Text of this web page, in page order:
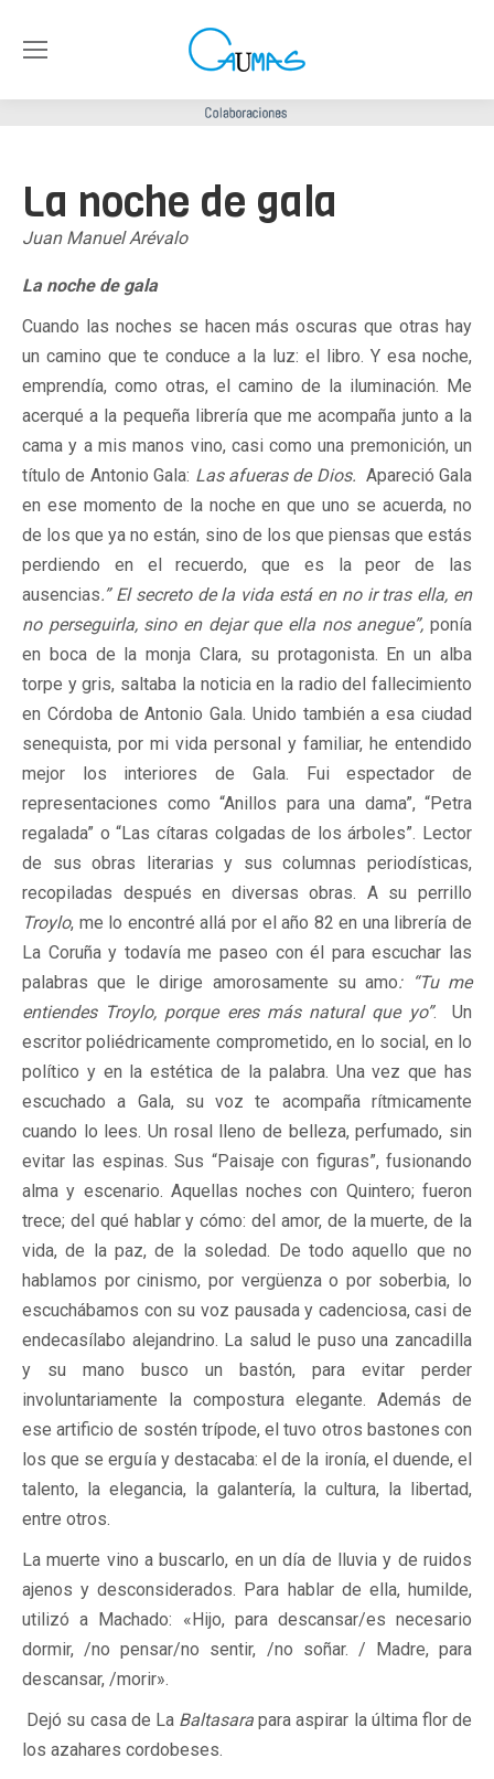
La noche de gala
Juan Manuel Arévalo
La noche de gala
Cuando las noches se hacen más oscuras que otras hay
un camino que te conduce a la luz: el libro. Y esa noche,
emprendía, como otras, el camino de la iluminación. Me
acerqué a la pequeña librería que me acompaña junto a la
cama y a mis manos vino, casi como una premonición, un
título de Antonio Gala: Las afueras de Dios. Apareció Gala
en ese momento de la noche en que uno se acuerda, no
de los que ya no están, sino de los que piensas que estás
perdiendo en el recuerdo, que es la peor de las
ausencias.” El secreto de la vida está en no ir tras ella, en
no perseguirla, sino en dejar que ella nos anegue”, ponía
en boca de la monja Clara, su protagonista. En un alba
torpe y gris, saltaba la noticia en la radio del fallecimiento
en Córdoba de Antonio Gala. Unido también a esa ciudad
senequista, por mi vida personal y familiar, he entendido
mejor los interiores de Gala. Fui espectador de
representaciones como “Anillos para una dama”, “Petra
regalada” o “Las cítaras colgadas de los árboles”. Lector
de sus obras literarias y sus columnas periodísticas,
recopiladas después en diversas obras. A su perrillo
Troylo, me lo encontré allá por el año 82 en una librería de
La Coruña y todavía me paseo con él para escuchar las
palabras que le dirige amorosamente su amo: “Tu me
entiendes Troylo, porque eres más natural que yo”. Un
escritor poliédricamente comprometido, en lo social, en lo
político y en la estética de la palabra. Una vez que has
escuchado a Gala, su voz te acompaña rítmicamente
cuando lo lees. Un rosal lleno de belleza, perfumado, sin
evitar las espinas. Sus “Paisaje con figuras”, fusionando
alma y escenario. Aquellas noches con Quintero; fueron
trece; del qué hablar y cómo: del amor, de la muerte, de la
vida, de la paz, de la soledad. De todo aquello que no
hablamos por cinismo, por vergüenza o por soberbia, lo
escuchábamos con su voz pausada y cadenciosa, casi de
endecasílabo alejandrino. La salud le puso una zancadilla
y su mano busco un bastón, para evitar perder
involuntariamente la compostura elegante. Además de
ese artificio de sostén trípode, el tuvo otros bastones con
los que se erguía y destacaba: el de la ironía, el duende, el
talento, la elegancia, la galantería, la cultura, la libertad,
entre otros.
La muerte vino a buscarlo, en un día de lluvia y de ruidos
ajenos y desconsiderados. Para hablar de ella, humilde,
utilizó a Machado: «Hijo, para descansar/es necesario
dormir, /no pensar/no sentir, /no soñar. / Madre, para
descansar, /morir».
Dejó su casa de LaBaltasara para aspirar la última flor de
los azahares cordobeses.